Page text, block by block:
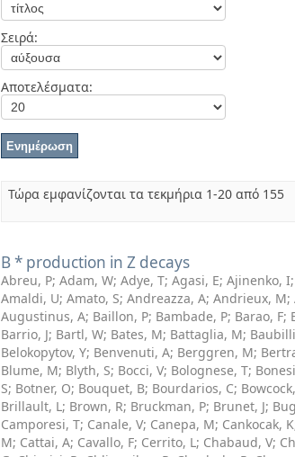
Σειρά:
Αποτελέσματα:
Τώρα εμφανίζονται τα τεκμήρια 1-20 από 155
B * production in Z decays
Abreu, P; Adam, W; Adye, T; Agasi, E; Ajinenko, I;
Amaldi, U; Amato, S; Andreazza, A; Andrieux, M;
Augustinus, A; Baillon, P; Bambade, P; Barao, F;
Barrio, J; Bartl, W; Bates, M; Battaglia, M;
Belokopytov, Y; Benvenuti, A; Berggren, M;
Blume, M; Blyth, S; Bocci, V; Bolognese, T;
S; Botner, O; Bouquet, B; Bourdarios, C;
Brillault, L; Brown, R; Bruckman, P; Brunet, J;
Camporesi, T; Canale, V; Canepa, M; Cankocak, K
M; Cattai, A; Cavallo, F; Cerrito, L; Chabaud, V;